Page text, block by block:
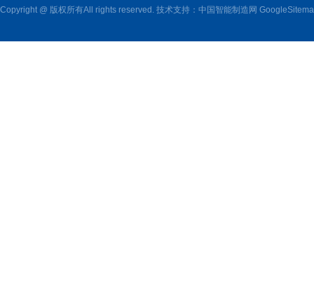
Copyright @ 版权所有All rights reserved. 技术支持： 中国智能制造网